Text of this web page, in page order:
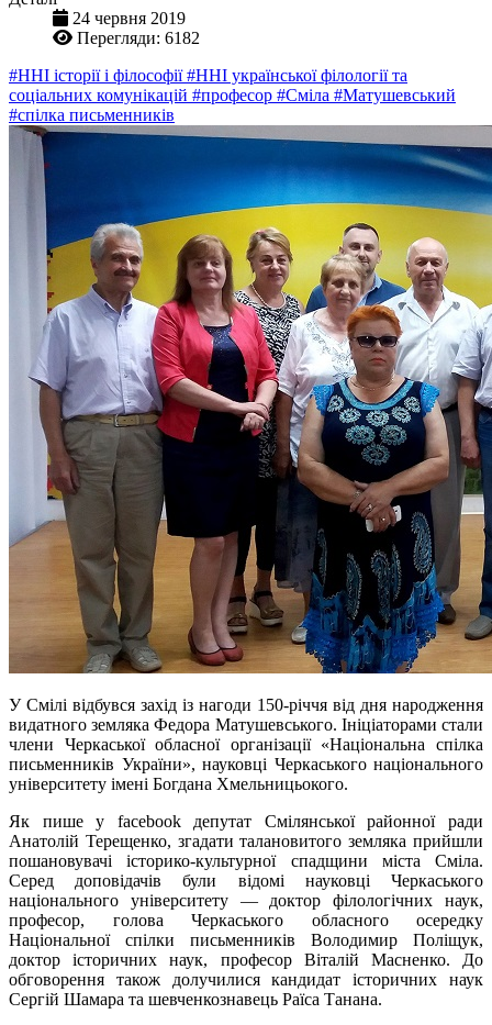
24 червня 2019
Перегляди: 6182
#ННІ історії і філософії#ННІ української філології та
соціальних комунікацій #професор #Сміла #Матушевський
#спілка письменників
У Смілі відбувся захід із нагоди 150-річчя від дня народження
видатного земляка Федора Матушевського. Ініціаторами стали
члени Черкаської обласної організації «Національна спілка
письменників України», науковці Черкаського національного
університету імені Богдана Хмельницьокого.
Як пише у facebook депутат Смілянської районної ради
Анатолій Терещенко, згадати талановитого земляка прийшли
пошановувачі історико-культурної спадщини міста Сміла.
Серед доповідачів були відомі науковці Черкаського
національного університету — доктор філологічних наук,
професор, голова Черкаського обласного осередку
Національної спілки письменників Володимир Поліщук,
доктор історичних наук, професор Віталій Масненко. До
обговорення також долучилися кандидат історичних наук
Сергій Шамара та шевченкознавець Раїса Танана.